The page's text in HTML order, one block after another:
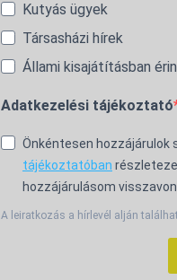
Kutyás ügyek
Társasházi hírek
Állami kisajátításban
Adatkezelési tájékoztató
Önkéntesen hozzájárulok
tájékoztatóban
hozzájárulásom
A leiratkozás a hírlevél alján